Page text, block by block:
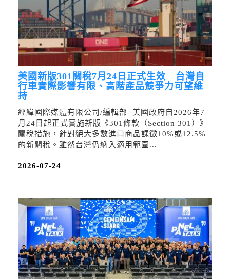
美國新版301關稅7月24日正式生效 台灣自
行車實際影響有限、高階產品競爭力可望維
持
經緯國際媒體有限公司/編輯部 美國政府自2026年7
月24日起正式實施新版《301條款（Section 301）》
關稅措施，針對絕大多數進口商品課徵10%或12.5%
的新關稅。雖然台灣仍納入適用範圍...
2026-07-24